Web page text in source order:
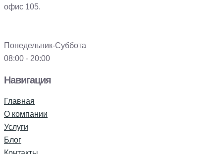
офис 105.
Понедельник-Суббота
08:00 - 20:00
Навигация
Главная
О компании
Услуги
Блог